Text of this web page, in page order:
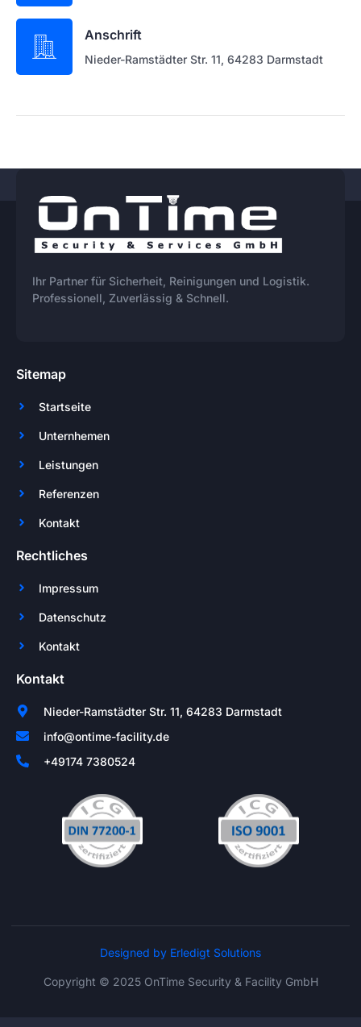
Anschrift
Nieder-Ramstädter Str. 11, 64283 Darmstadt
Ihr Partner für Sicherheit, Reinigungen und Logistik.
Professionell, Zuverlässig & Schnell.
Sitemap
Startseite
Unternhemen
Leistungen
Referenzen
Kontakt
Rechtliches
Impressum
Datenschutz
Kontakt
Kontakt
Nieder-Ramstädter Str. 11, 64283 Darmstadt
info@ontime-facility.de
+49174 7380524
Designed by Erledigt Solutions
Copyright © 2025 OnTime Security & Facility GmbH